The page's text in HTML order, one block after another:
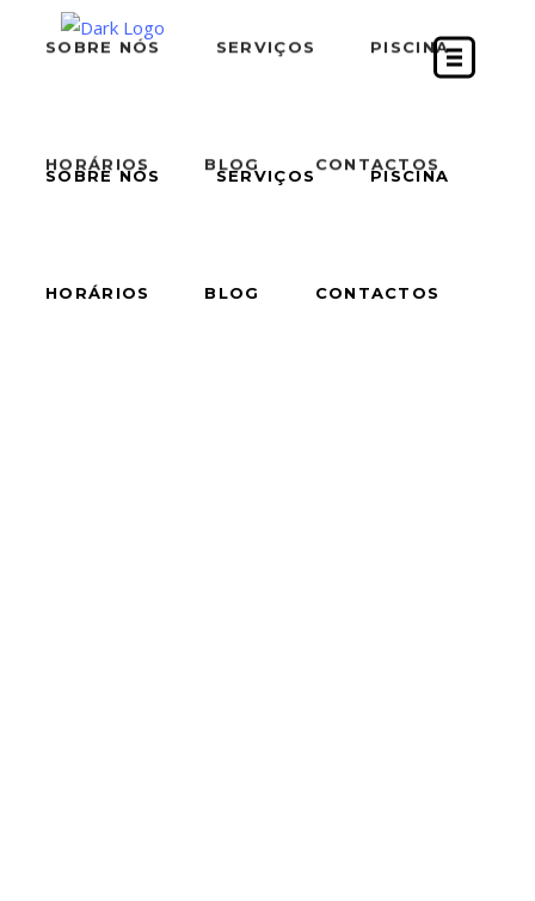
SOBRE NÓS SERVIÇOS PISCINA
HORÁRIOS BLOG CONTACTOS
SOBRE NÓS SERVIÇOS PISCINA
HORÁRIOS BLOG CONTACTOS